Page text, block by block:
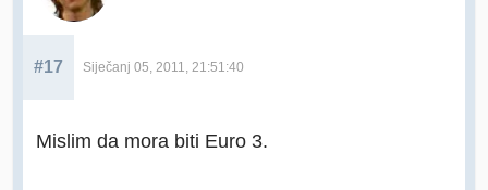
#17 Siječanj 05, 2011, 21:51:40
Mislim da mora biti Euro 3.